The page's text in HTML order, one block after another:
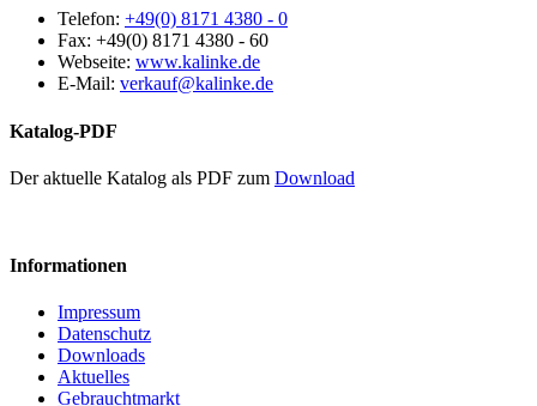
Telefon: +49(0) 8171 4380 - 0
Fax: +49(0) 8171 4380 - 60
Webseite: www.kalinke.de
E-Mail: verkauf@kalinke.de
Katalog-PDF
Der aktuelle Katalog als PDF zum Download
Informationen
Impressum
Datenschutz
Downloads
Aktuelles
Gebrauchtmarkt